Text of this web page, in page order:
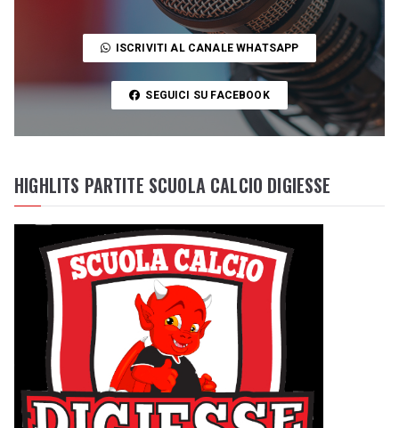
ISCRIVITI AL CANALE WHATSAPP
SEGUICI SU FACEBOOK
HIGHLITS PARTITE SCUOLA CALCIO DIGIESSE